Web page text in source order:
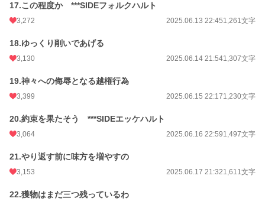
17.この程度か ***SIDEフォルクハルト
3,272 2025.06.13 22:451,261文字
18.ゆっくり削いであげる
3,130 2025.06.14 21:541,307文字
19.神々への侮辱となる越権行為
3,399 2025.06.15 22:171,230文字
20.約束を果たそう ***SIDEエッケハルト
3,064 2025.06.16 22:591,497文字
21.やり返す前に味方を増やすの
3,153 2025.06.17 21:321,611文字
22.獲物はまだ三つ残っているわ